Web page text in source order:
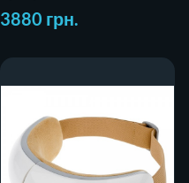
3880 грн.